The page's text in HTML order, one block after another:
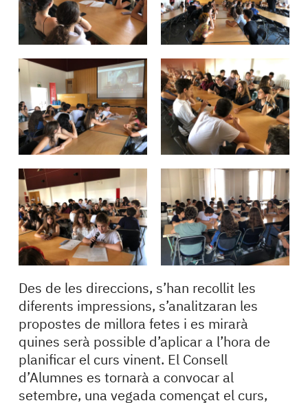
Des de les direccions, s’han recollit les
diferents impressions, s’analitzaran les
propostes de millora fetes i es mirarà
quines serà possible d’aplicar a l’hora de
planificar el curs vinent. El Consell
d’Alumnes es tornarà a convocar al
setembre, una vegada començat el curs,